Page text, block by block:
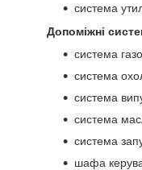
система
Допоміжні
система
система
система
система
система
шафа